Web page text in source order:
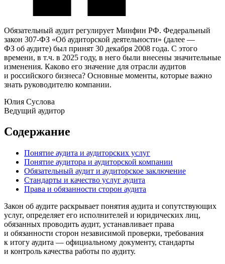
Обязательный аудит регулирует Минфин РФ. Федеральный
закон 307-ФЗ «Об аудиторской деятельности» (далее —
ФЗ об аудите) был принят 30 декабря 2008 года. С этого
времени, в т.ч. в 2025 году, в него были внесены значительные
изменения. Каково его значение для отрасли аудитов
и российского бизнеса? Основные моменты, которые важно
знать руководителю компании.
Юлия Суслова
Ведущий аудитор
Содержание
Понятие аудита и аудиторских услуг
Понятие аудитора и аудиторской компании
Обязательный аудит и аудиторское заключение
Стандарты и качество услуг аудита
Права и обязанности сторон аудита
Закон об аудите раскрывает понятия аудита и сопутствующих
услуг, определяет его исполнителей и юридических лиц,
обязанных проводить аудит, устанавливает права
и обязанности сторон независимой проверки, требования
к итогу аудита — официальному документу, стандарты
и контроль качества работы по аудиту.